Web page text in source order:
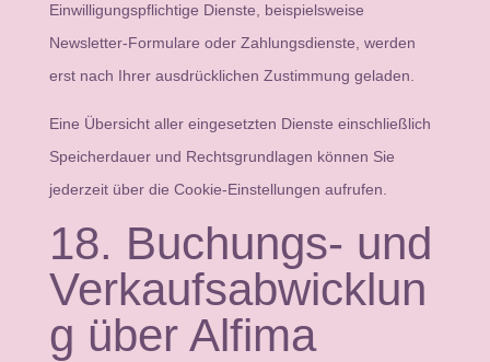
Einwilligungspflichtige Dienste, beispielsweise
Newsletter-Formulare oder Zahlungsdienste, werden
erst nach Ihrer ausdrücklichen Zustimmung geladen.
Eine Übersicht aller eingesetzten Dienste einschließlich
Speicherdauer und Rechtsgrundlagen können Sie
jederzeit über die Cookie-Einstellungen aufrufen.
18. Buchungs- und
Verkaufsabwicklun
g über Alfima